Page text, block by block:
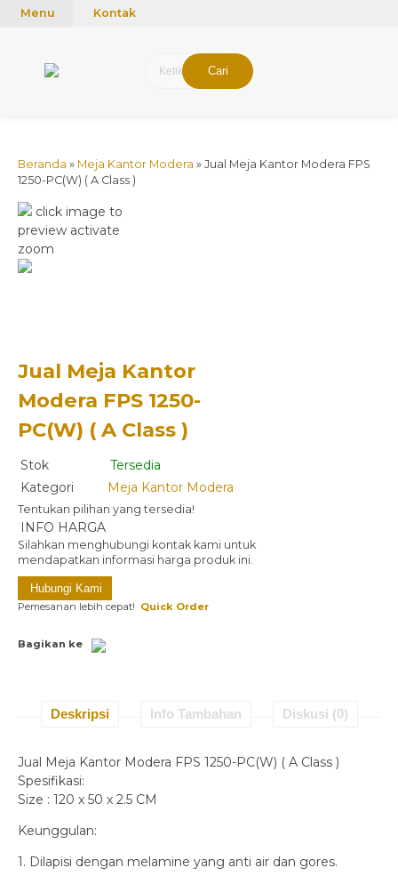
mUCn7CwGawCVTvwq7a99f4AgACOVgZvYEW65FFSDBf0
Menu Kontak
Cari
Beranda » Meja Kantor Modera » Jual Meja Kantor Modera FPS
1250-PC(W) ( A Class )
click image to
preview activate
zoom
Jual Meja Kantor
Modera FPS 1250-
PC(W) ( A Class )
Stok
Tersedia
Kategori
Meja Kantor Modera
Tentukan pilihan yang tersedia!
INFO HARGA
Silahkan menghubungi kontak kami untuk
mendapatkan informasi harga produk ini.
Hubungi Kami
Pemesanan lebih cepat! Quick Order
Bagikan ke
Deskripsi Info Tambahan Diskusi (0)
Jual Meja Kantor Modera FPS 1250-PC(W) ( A Class )
Spesifikasi:
Size : 120 x 50 x 2.5 CM
Keunggulan:
1. Dilapisi dengan melamine yang anti air dan gores.